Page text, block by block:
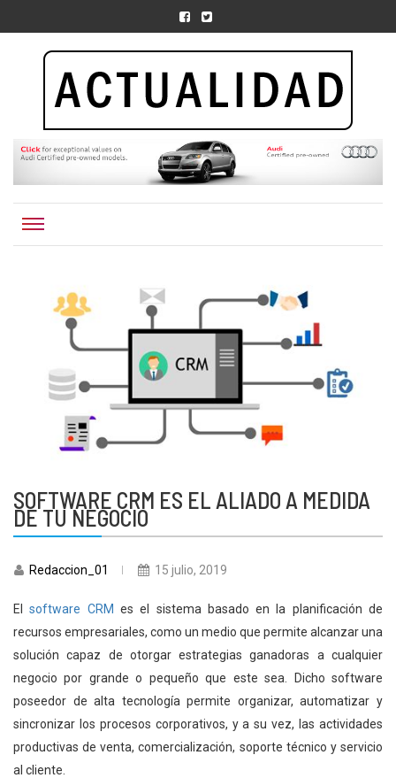
SOFTWARE CRM ES EL ALIADO A MEDIDA
DE TU NEGOCIO
Redaccion_01 15 julio, 2019
Elsoftware CRM es el sistema basado en la planificación de
recursos empresariales, como un medio que permite alcanzar una
solución capaz de otorgar estrategias ganadoras a cualquier
negocio por grande o pequeño que este sea. Dicho software
poseedor de alta tecnología permite organizar, automatizar y
sincronizar los procesos corporativos, y a su vez, las actividades
productivas de venta, comercialización, soporte técnico y servicio
al cliente.